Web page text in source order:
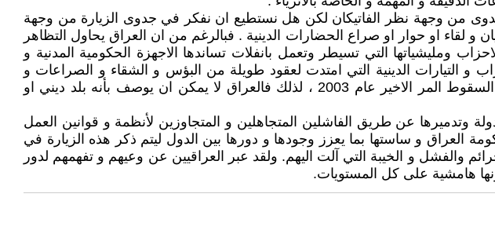
من وجهة نظر الفاتيكان لكن هل نستطيع ان نفكر في جدوى الزيارة من وجهة
و لقاء او حوار او صراع الحضارات الدينية . فبالرغم من ان العراق يحاول التظاهر
ومليشياتها التي تسيطر وتعمل بانفلات تساندها الاجهزة الحكومية المدنية و
التيارات الدينية التي امتدت لعقود طويلة من البؤس و الشقاء و الصراعات و
الانقلابات و الحروب وقد تسارعت الهموم على العراقيين في سنوات العقدين الاخيرين بعد عام السقوط المر الاخير عام 2003 ، لذلك فالعراق لا يمكن ان يوصف بأنه بلد ديني او
عن طريق الفاشلين المتجاهلين و المتجاوزين لأنظمة و قوانين العمل
العراق و ساستها بما يعزز وجودها و دورها بين الدول ليتم ذكر هذه الزيارة في
والفشل و الخيبة التي آلت اليهم. ولقد عبر العراقيين عن وعيهم و تفهمهم لدور
هامشية على كل المستويات.